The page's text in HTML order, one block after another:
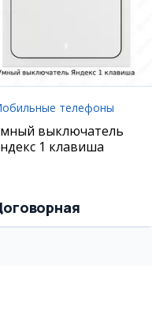
телефоны
выключатель
1 клавиша